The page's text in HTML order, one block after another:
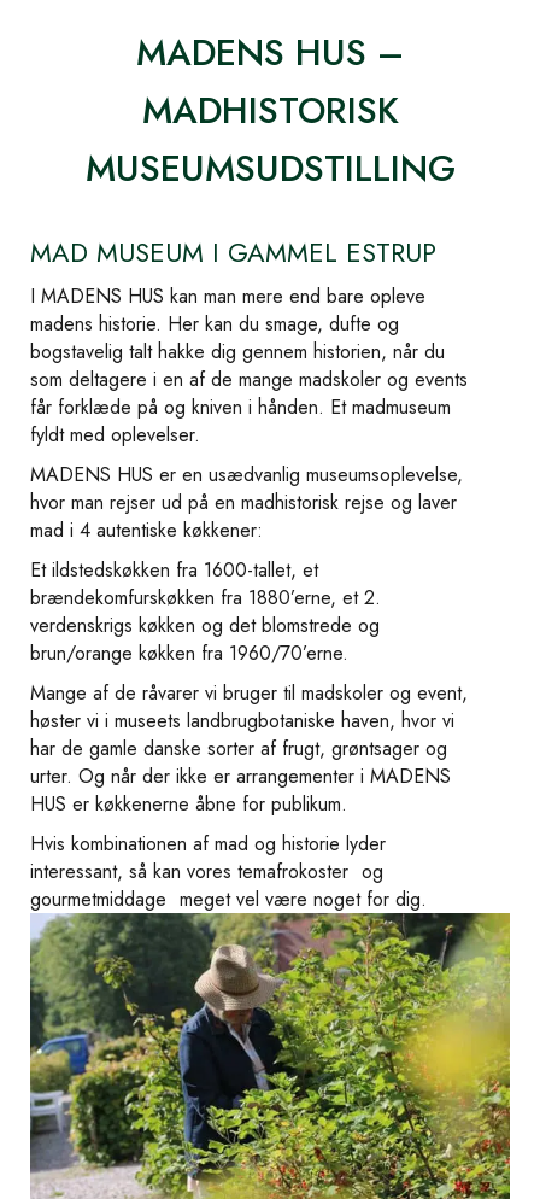
MADENS HUS –
MADHISTORISK
MUSEUMSUDSTILLING
MAD MUSEUM I GAMMEL ESTRUP
I MADENS HUS kan man mere end bare opleve
madens historie. Her kan du smage, dufte og
bogstavelig talt hakke dig gennem historien, når du
som deltagere i en af de mange madskoler og events
får forklæde på og kniven i hånden. Et madmuseum
fyldt med oplevelser.
MADENS HUS er en usædvanlig museumsoplevelse,
hvor man rejser ud på en madhistorisk rejse og laver
mad i 4 autentiske køkkener:
Et ildstedskøkken fra 1600-tallet, et
brændekomfurskøkken fra 1880’erne, et 2.
verdenskrigs køkken og det blomstrede og
brun/orange køkken fra 1960/70’erne.
Mange af de råvarer vi bruger til madskoler og event,
høster vi i museets landbrugbotaniske haven, hvor vi
har de gamle danske sorter af frugt, grøntsager og
urter. Og når der ikke er arrangementer i MADENS
HUS er køkkenerne åbne for publikum.
Hvis kombinationen af mad og historie lyder
interessant, så kan vores temafrokoster og
gourmetmiddage meget vel være noget for dig.